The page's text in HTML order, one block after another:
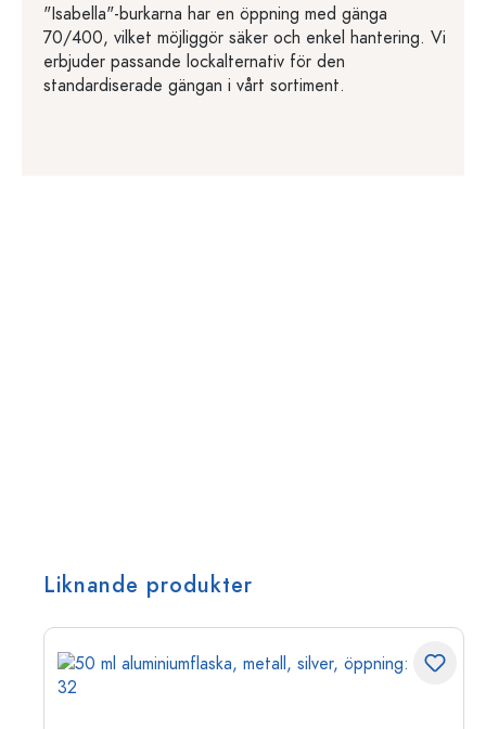
"Isabella"-burkarna har en öppning med gänga
70/400, vilket möjliggör säker och enkel hantering. Vi
erbjuder passande lockalternativ för den
standardiserade gängan i vårt sortiment.
Liknande produkter